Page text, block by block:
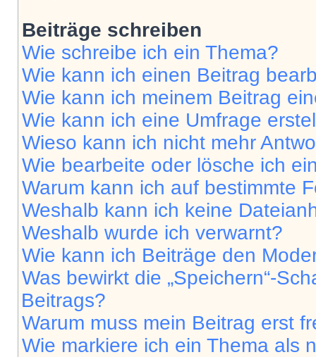
Beiträge schreiben
Wie schreibe ich ein Thema?
Wie kann ich einen Beitrag
Wie kann ich meinem Beitrag
Wie kann ich eine Umfrage
Wieso kann ich nicht mehr
Wie bearbeite oder lösche ich
Warum kann ich auf bestimmte
Weshalb kann ich keine
Weshalb wurde ich verwarnt?
Wie kann ich Beiträge den
Was bewirkt die „Speichern“-
Beitrags?
Warum muss mein Beitrag erst
Wie markiere ich ein Thema als